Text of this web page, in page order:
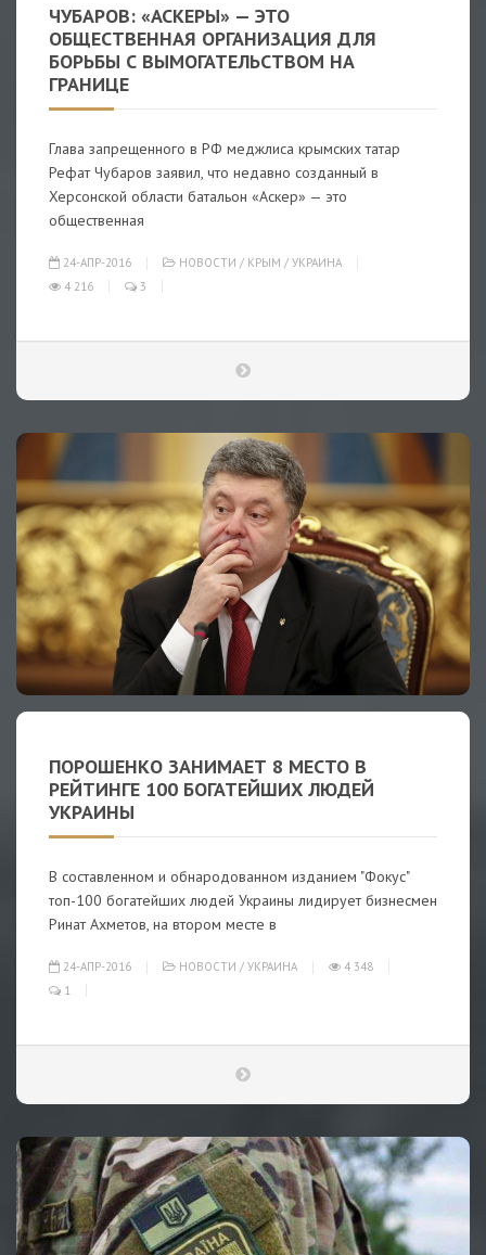
ЧУБАРОВ: «АСКЕРЫ» — ЭТО
ОБЩЕСТВЕННАЯ ОРГАНИЗАЦИЯ ДЛЯ
БОРЬБЫ С ВЫМОГАТЕЛЬСТВОМ НА
ГРАНИЦЕ
Глава запрещенного в РФ меджлиса крымских татар
Рефат Чубаров заявил, что недавно созданный в
Херсонской области батальон «Аскер» — это
общественная
24-АПР-2016 НОВОСТИ / КРЫМ / УКРАИНА
4 216
3
ПОРОШЕНКО ЗАНИМАЕТ 8 МЕСТО В
РЕЙТИНГЕ 100 БОГАТЕЙШИХ ЛЮДЕЙ
УКРАИНЫ
В составленном и обнародованном изданием "Фокус"
топ-100 богатейших людей Украины лидирует бизнесмен
Ринат Ахметов, на втором месте в
24-АПР-2016 НОВОСТИ / УКРАИНА
4 348
1